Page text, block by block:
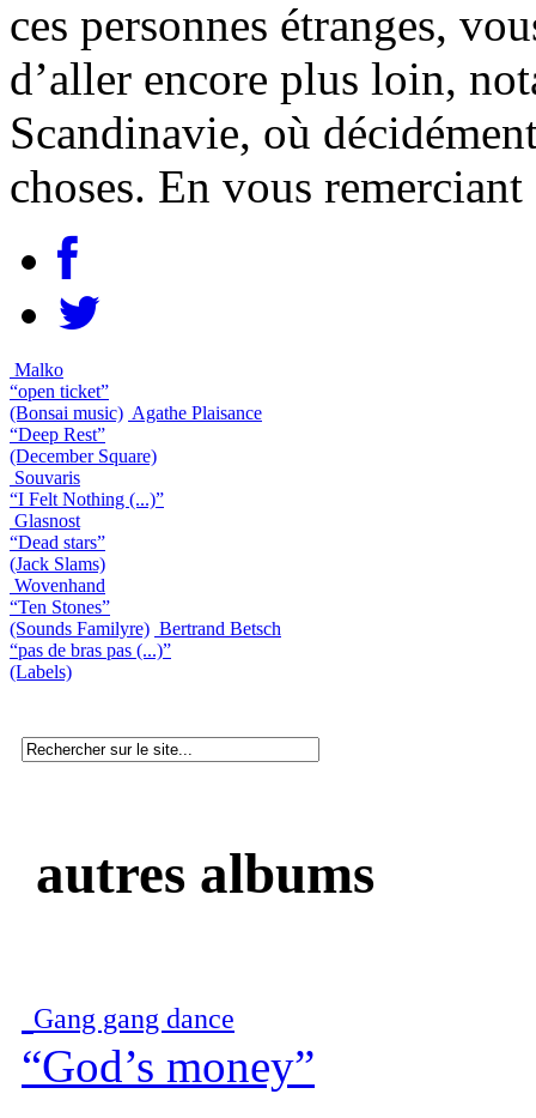
ces personnes étranges,
d’aller encore plus loin,
Scandinavie, où
choses. En vous remerciant
Malko
“open ticket”
(Bonsai music) Agathe Plaisance
“Deep Rest”
(December Square)
Souvaris
“I Felt Nothing (...)”
Glasnost
“Dead stars”
(Jack Slams)
Wovenhand
“Ten Stones”
(Sounds Familyre) Bertrand Betsch
“pas de bras pas (...)”
(Labels)
autres albums
Gang gang dance
“God’s money”